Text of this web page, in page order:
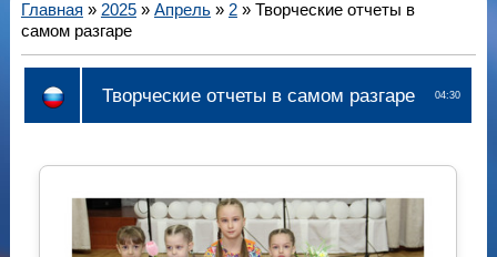
Главная » 2025 » Апрель » 2» Творческие отчеты в
самом разгаре
04:30
Творческие отчеты в самом разгаре